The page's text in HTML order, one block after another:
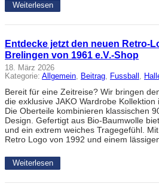
Weiterlesen
Entdecke jetzt den neuen Retro-
Brelingen von 1961 e.V.-Shop
18. März 2026
Kategorie: Allgemein, Beitrag, Fussball ,
Bereit für eine Zeitreise? Wir bringen
die exklusive JAKO Wardrobe Kollektion
Die Oberteile kombinieren klassischen
Design. Gefertigt aus Bio-Baumwolle
und ein extrem weiches Tragegefühl.
Retro Logo von 1992 und einem
Weiterlesen